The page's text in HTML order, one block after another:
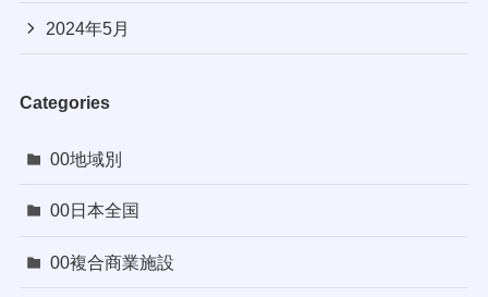
2024年5月
Categories
00地域別
00日本全国
00複合商業施設